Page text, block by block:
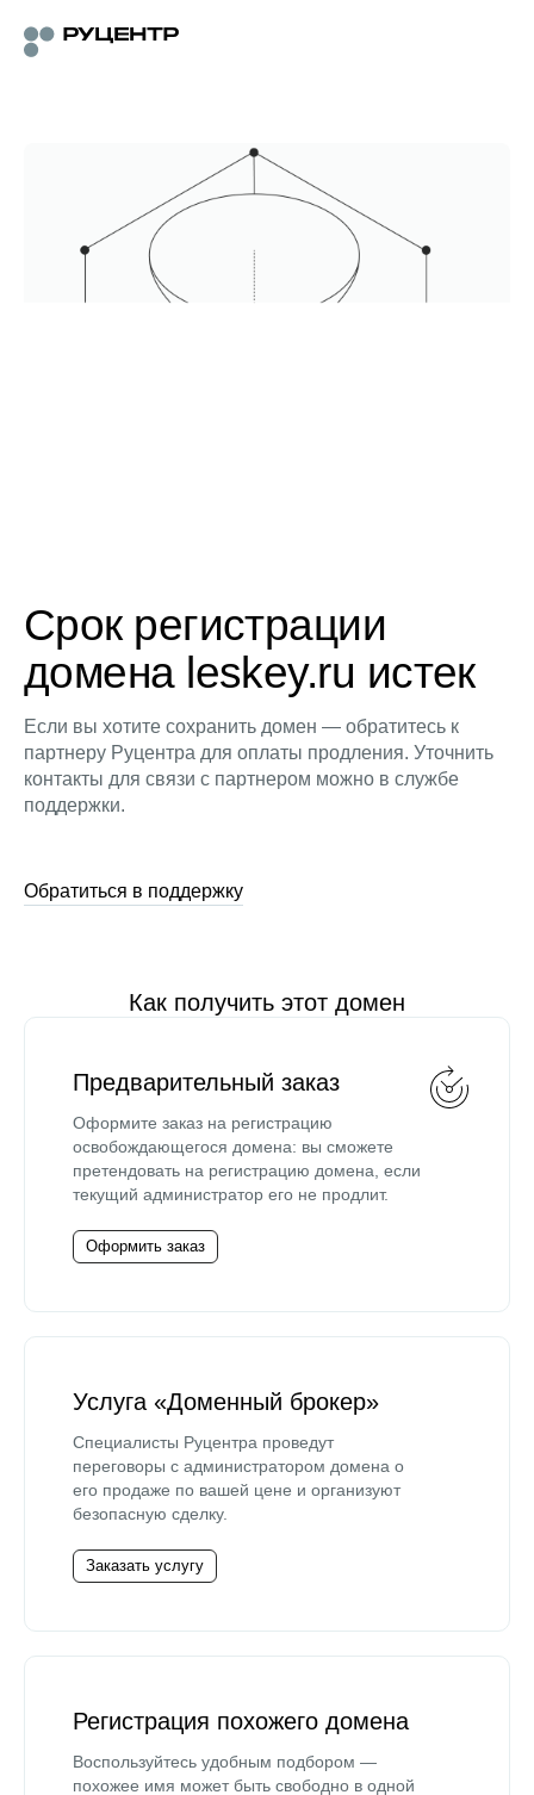
Срок регистрации
домена leskey.ru истек
Если вы хотите сохранить домен — обратитесь к
партнеру Руцентра для оплаты продления. Уточнить
контакты для связи с партнером можно в службе
поддержки.
Обратиться в поддержку
Как получить этот домен
Предварительный заказ
Оформите заказ на регистрацию
освобождающегося домена: вы сможете
претендовать на регистрацию домена, если
текущий администратор его не продлит.
Оформить заказ
Услуга «Доменный брокер»
Специалисты Руцентра проведут
переговоры с администратором домена о
его продаже по вашей цене и организуют
безопасную сделку.
Заказать услугу
Регистрация похожего домена
Воспользуйтесь удобным подбором —
похожее имя может быть свободно в одной